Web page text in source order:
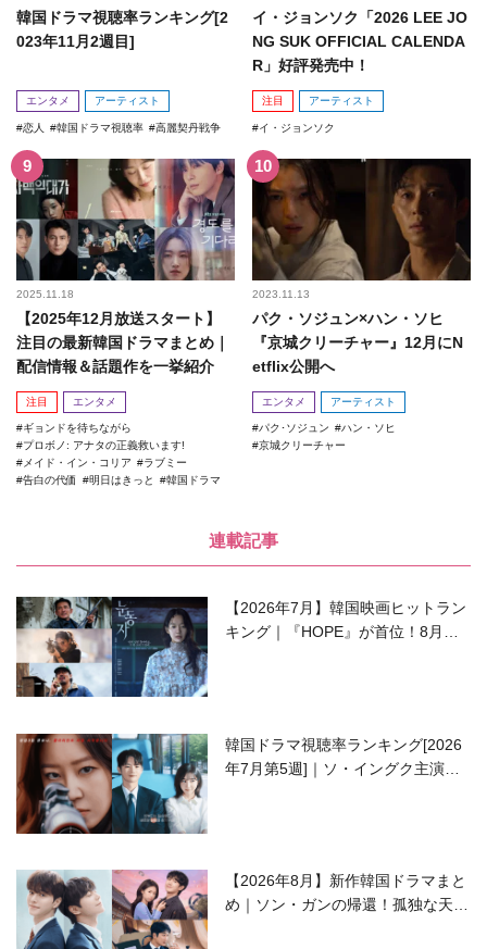
韓国ドラマ視聴率ランキング[2
023年11月2週目]
エンタメ アーティスト
恋人 韓国ドラマ視聴率 高麗契丹戦争
イ・ジョンソク「2026 LEE JO
NG SUK OFFICIAL CALENDA
R」好評発売中！
注目 アーティスト
イ・ジョンソク
2025.11.18
【2025年12月放送スタート】
注目の最新韓国ドラマまとめ｜
配信情報＆話題作を一挙紹介
注目 エンタメ
ギョンドを待ちながら
プロボノ: アナタの正義救います!
メイド・イン・コリア
ラブミー
告白の代価
明日はきっと 韓国ドラマ
2023.11.13
パク・ソジュン×ハン・ソヒ
『京城クリーチャー』12月にN
etflix公開へ
エンタメ アーティスト
パク･ソジュン
ハン・ソヒ
京城クリーチャー
連載記事
【2026年7月】韓国映画ヒットラン
キング｜『HOPE』が首位！8月公
韓国ドラマ視聴率ランキング[2026
年7月第5週]｜ソ・イングク主演の
【2026年8月】新作韓国ドラマまと
め｜ソン・ガンの帰還！孤独な天才